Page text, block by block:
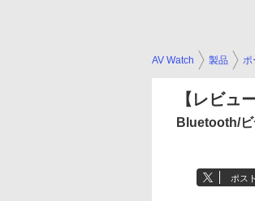
AV Watch 製品 ポ
【レビュ
Bluetooth/ビ
ポスト